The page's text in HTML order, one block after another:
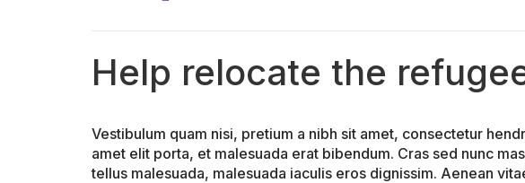
Help relocate the
Vestibulum quam nisi, pretium a nibh sit amet, consectetur
amet elit porta, et malesuada erat bibendum. Cras sed nunc
tellus malesuada, malesuada iaculis eros dignissim. Aenean